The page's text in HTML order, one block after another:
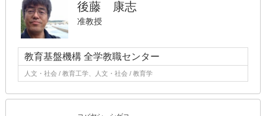
後藤 康志
准教授
教育基盤機構 全学教職センター
人文・社会 / 教育工学、人文・社会 / 教育学